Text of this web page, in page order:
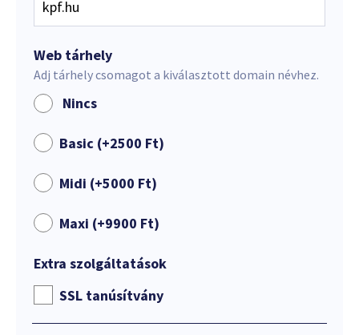
Web tárhely
Adj tárhely csomagot a kiválasztott domain névhez.
Nincs
Basic (+2500 Ft)
Midi (+5000 Ft)
Maxi (+9900 Ft)
Extra szolgáltatások
SSL tanúsítvány